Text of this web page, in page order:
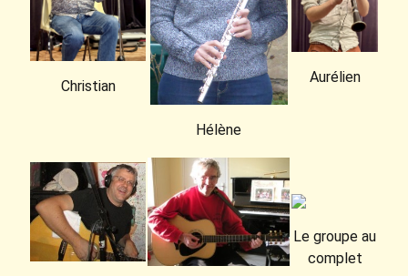
Christian
Hélène
Aurélien
Le groupe au
complet